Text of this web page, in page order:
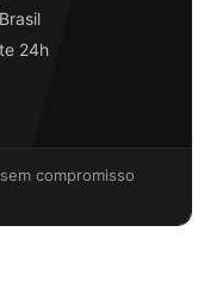
24h
compromisso